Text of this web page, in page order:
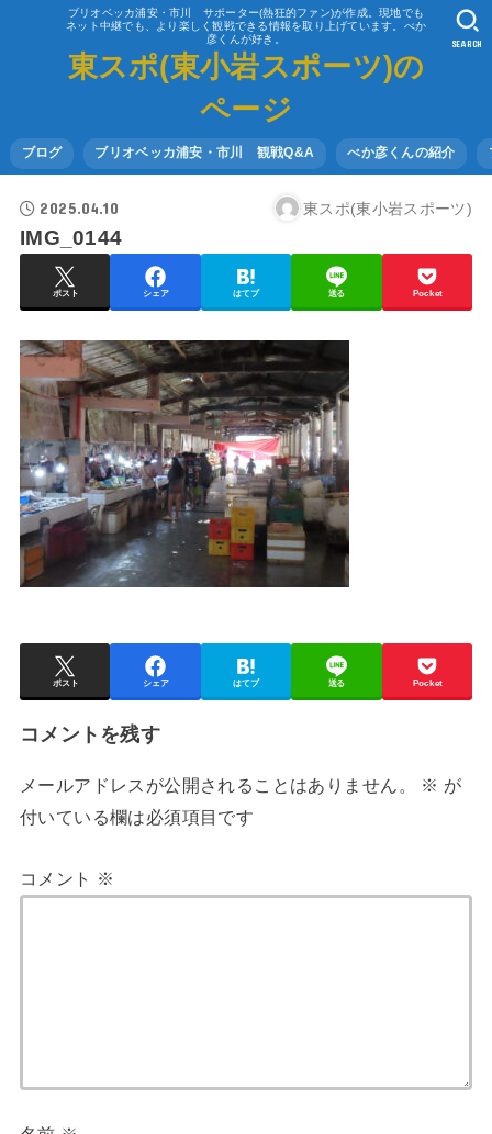
ブリオベッカ浦安・市川 サポーター(熱狂的ファン)が作成。現地でも
ネット中継でも、より楽しく観戦できる情報を取り上げています。べか
彦くんが好き。
東スポ(東小岩スポーツ)の
ページ
ブログ ブリオベッカ浦安・市川 観戦Q&A べか彦くんの紹介
SEARCH
2025.04.10 東スポ(東小岩スポーツ)
IMG_0144
ポスト シェア はてブ 送る Pocket
ポスト シェア はてブ 送る Pocket
コメントを残す
メールアドレスが公開されることはありません。 ※ が
付いている欄は必須項目です
コメント ※